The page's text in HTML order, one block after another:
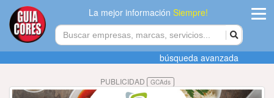
La mejor informaciónSiempre!
Agregar
empresa
búsqueda avanzada
PUBLICIDAD GCAds